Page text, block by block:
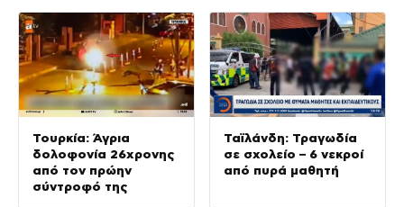
Τουρκία: Άγρια
δολοφονία 26χρονης
από τον πρώην
σύντροφό της
Ταϊλάνδη: Τραγωδία
σε σχολείο – 6 νεκροί
από πυρά μαθητή